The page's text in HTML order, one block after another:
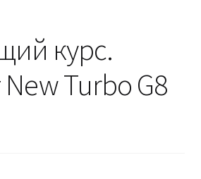
курс.
Turbo G8